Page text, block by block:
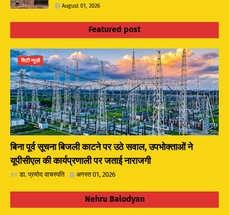
August 01, 2026
Featured post
सिटी न्यूज़ौ
बिना पूर्व सूचना बिजली काटने पर उठे सवाल, उपभोक्ताओं ने
यूपीसीएल की कार्यप्रणाली पर जताई नाराजगी
डा. प्रमोद वाचस्पति अगस्त 01, 2026
Nehru Balodyan